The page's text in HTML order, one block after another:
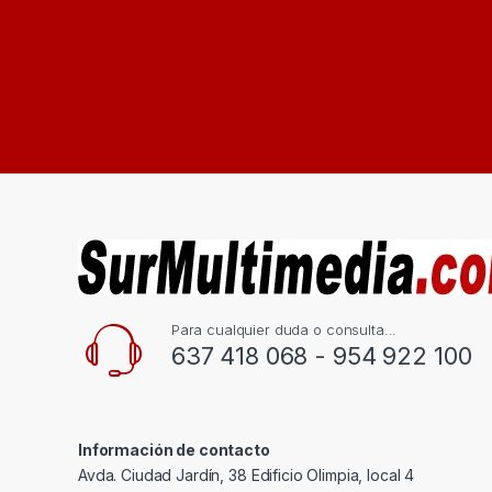
KROM 0
LaCie 0
LG 0
Para cualquier duda o consulta...
637 418 068 - 954 922 100
Información de contacto
Avda. Ciudad Jardín, 38 Edificio Olimpia, local 4